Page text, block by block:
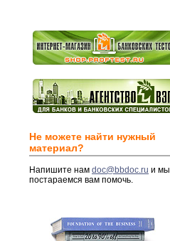
Не можете найти нужный
материал?
Напишите нам doc@bbdoc.ru и мы
постараемся вам помочь.